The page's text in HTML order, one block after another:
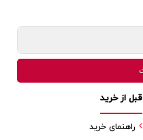
قبل از خرید
راهنمای خرید